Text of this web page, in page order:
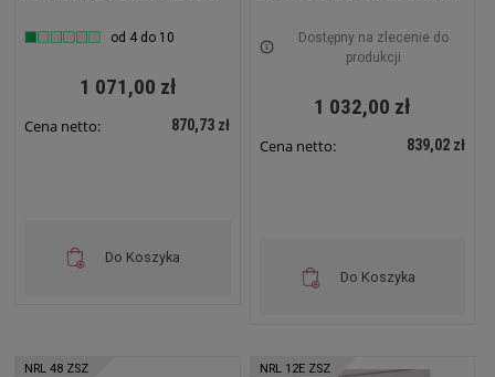
Z ZAMKIEM I SZYBĄ NRL
od 4 do 10
1 071,00 zł
Cena netto: 870,73 zł
Do Koszyka
NRL 48 Z ZAMKIEM
Dostępny na zlecenie do
produkcji
1 032,00 zł
Cena netto: 839,02 zł
Do Koszyka
NRL 48 ZSZ NRL 12E ZSZ